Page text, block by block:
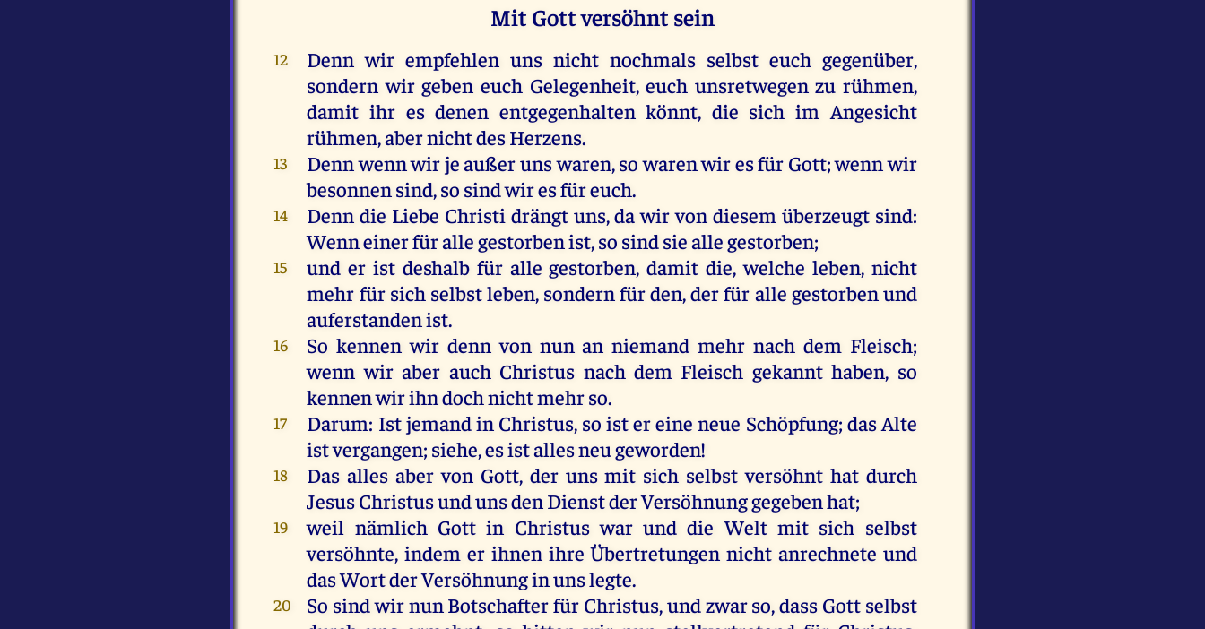
Mit Gott versöhnt sein
12 Denn wir empfehlenuns nicht nochmals selbst euch gegenüber,
sondern wir geben euch Gelegenheit,euch unsretwegenzu rühmen,
damit ihr es denen entgegenhaltenkönnt, die sich im Angesicht
rühmen,abernichtdesHerzens.
13 Denn wennwirjeaußerunswaren,sowarenwiresfür Gott;wennwir
besonnen sind,so sindwiresfüreuch.
14 Denn die Liebe Christi drängt uns,da wir von diesem überzeugt sind:
Wenneinerfürallegestorbenist,so sind sieallegestorben;
15 und er ist deshalb für alle gestorben,damit die,welche leben, nicht
mehr für sich selbstleben, sondern fürden,derfür alle gestorben und
auferstandenist.
16 So kennen wir denn von nun an niemand mehr nach dem Fleisch;
wenn wir aber auch Christus nach dem Fleisch gekannt haben, so
kennenwirihndochnichtmehrso.
17 Darum: Istjemand in Christus, so istereine neue Schöpfung; das Alte
istvergangen; siehe,esistallesneu geworden!
18 Das alles aber von Gott, der uns mit sich selbst versöhnt hat durch
JesusChristusundunsden DienstderVersöhnunggegebenhat;
19 weil nämlich Gott in Christus war und die Welt mit sich selbst
versöhnte,indem er ihnen ihre Übertretungen nicht anrechnete und
dasWortderVersöhnunginunslegte.
20 So sind wirnun Botschafterfür Christus,und zwarso, dass Gott selbst